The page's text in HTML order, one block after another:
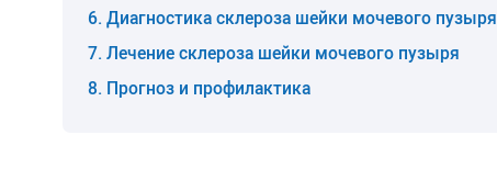
Диагностика склероза шейки мочевого пузыря
Лечение склероза шейки мочевого пузыря
Прогноз и профилактика